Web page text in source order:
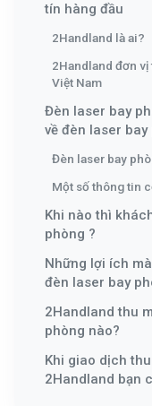
tín hàng đầu
2Handland là ai?
2Handland đơn
Việt Nam
Đèn laser bay
về đèn laser bay
Đèn laser bay
Một số thông tin
Khi nào thì
phòng ?
Những lợi ích
đèn laser bay
2Handland thu
phòng nào?
Khi giao dịch
2Handland bạn